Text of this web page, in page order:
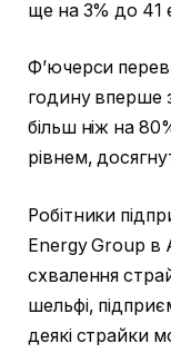
ще на 3% до 41
Ф’ючерси
годину вперше
більш ніж на
рівнем,
Робітники
Energy Group в
схвалення
шельфі,
деякі страйки